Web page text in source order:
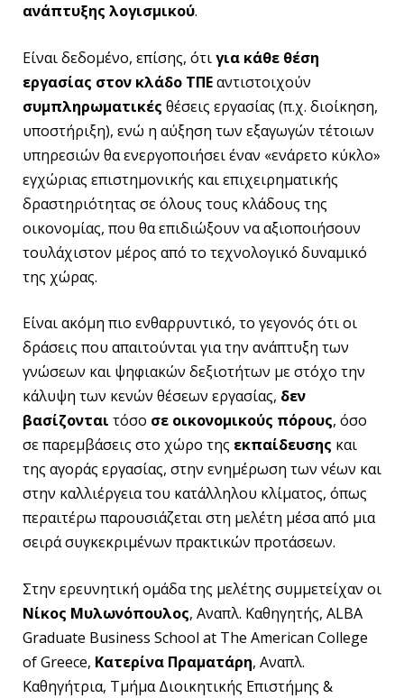
ανάπτυξης λογισμικού.
Είναι δεδομένο, επίσης, ότιγια κάθε θέση
εργασίας στον κλάδο ΤΠΕαντιστοιχούν
συμπληρωματικές θέσεις εργασίας (π.χ. διοίκηση,
υποστήριξη), ενώ η αύξηση των εξαγωγών τέτοιων
υπηρεσιών θα ενεργοποιήσει έναν «ενάρετο κύκλο»
εγχώριας επιστημονικής και επιχειρηματικής
δραστηριότητας σε όλους τους κλάδους της
οικονομίας, που θα επιδιώξουν να αξιοποιήσουν
τουλάχιστον μέρος από το τεχνολογικό δυναμικό
της χώρας.
Είναι ακόμη πιο ενθαρρυντικό, το γεγονός ότι οι
δράσεις που απαιτούνται για την ανάπτυξη των
γνώσεων και ψηφιακών δεξιοτήτων με στόχο την
κάλυψη των κενών θέσεων εργασίας, δεν
βασίζονται τόσο σε οικονομικούς πόρους, όσο
σε παρεμβάσεις στο χώρο της εκπαίδευσης και
της αγοράς εργασίας, στην ενημέρωση των νέων και
στην καλλιέργεια του κατάλληλου κλίματος, όπως
περαιτέρω παρουσιάζεται στη μελέτη μέσα από μια
σειρά συγκεκριμένων πρακτικών προτάσεων.
Στην ερευνητική ομάδα της μελέτης συμμετείχαν οι
Νίκος Μυλωνόπουλος, Aναπλ. Καθηγητής, ALBA
Graduate Business School at The American College
of Greece, Κατερίνα Πραματάρη, Aναπλ.
Καθηγήτρια, Τμήμα Διοικητικής Επιστήμης &